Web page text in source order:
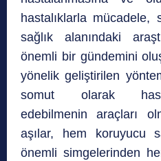
hastalıklarla mücadele,
sağlık alanındaki
önemli bir gündemini
yönelik geliştirilen
somut olarak
edebilmenin araçları
aşılar, hem koruyucu
önemli simgelerinden